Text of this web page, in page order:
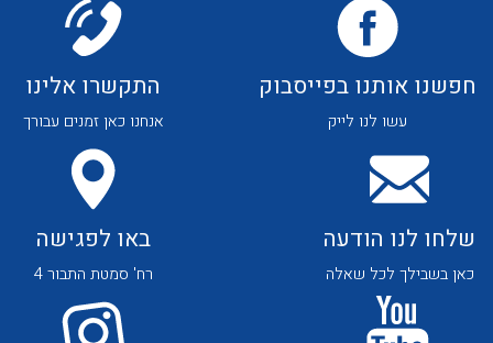
לכל מוצרי היצרן לכל מוצרי היצרן
חפשנו אותנו בפייסבוק
עשו לנו לייק
התקשרו אלינו
אנחנו כאן זמנים עבורך
שלחו לנו הודעה
כאן בשבילך לכל שאלה
באו לפגישה
רח' סמטת התבור 4